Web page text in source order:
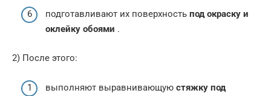
подготавливают их поверхность под окраску и
оклейку обоями .
2) После этого:
выполняют выравнивающую стяжку под